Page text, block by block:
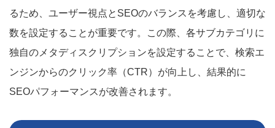
るため、ユーザー視点とSEOのバランスを考慮し、適切な
数を設定することが重要です。この際、各サブカテゴリに
独自のメタディスクリプションを設定することで、検索エ
ンジンからのクリック率（CTR）が向上し、結果的に
SEOパフォーマンスが改善されます。